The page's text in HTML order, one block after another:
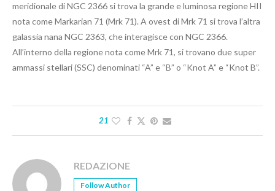
meridionale di NGC 2366 si trova la grande e luminosa regione HII
nota come Markarian 71 (Mrk 71). A ovest di Mrk 71 si trova l’altra
galassia nana NGC 2363, che interagisce con NGC 2366.
All’interno della regione nota come Mrk 71, si trovano due super
ammassi stellari (SSC) denominati “A” e “B” o “Knot A” e “Knot B”.
21
REDAZIONE
Follow Author